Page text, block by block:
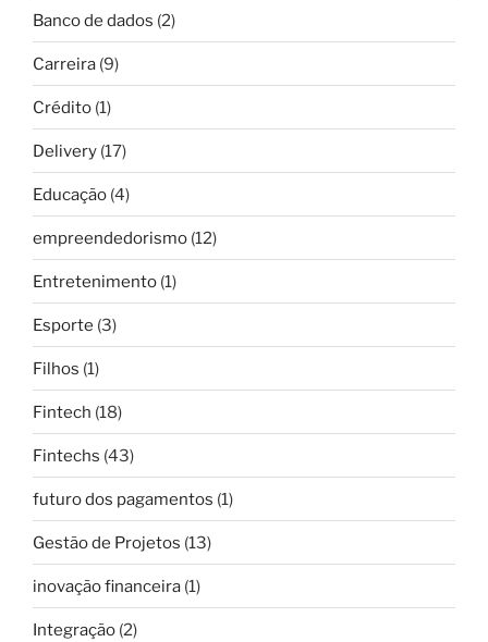
Banco de dados (2)
Carreira (9)
Crédito (1)
Delivery (17)
Educação (4)
empreendedorismo (12)
Entretenimento (1)
Esporte (3)
Filhos (1)
Fintech (18)
Fintechs (43)
futuro dos pagamentos (1)
Gestão de Projetos (13)
inovação financeira (1)
Integração (2)